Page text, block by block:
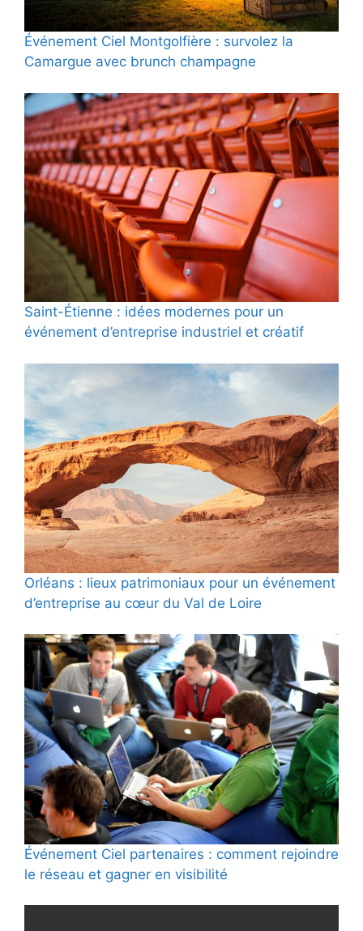
Événement Ciel Montgolfière : survolez la
Camargue avec brunch champagne
Saint-Étienne : idées modernes pour un
événement d’entreprise industriel et créatif
Orléans : lieux patrimoniaux pour un événement
d’entreprise au cœur du Val de Loire
Événement Ciel partenaires : comment rejoindre
le réseau et gagner en visibilité